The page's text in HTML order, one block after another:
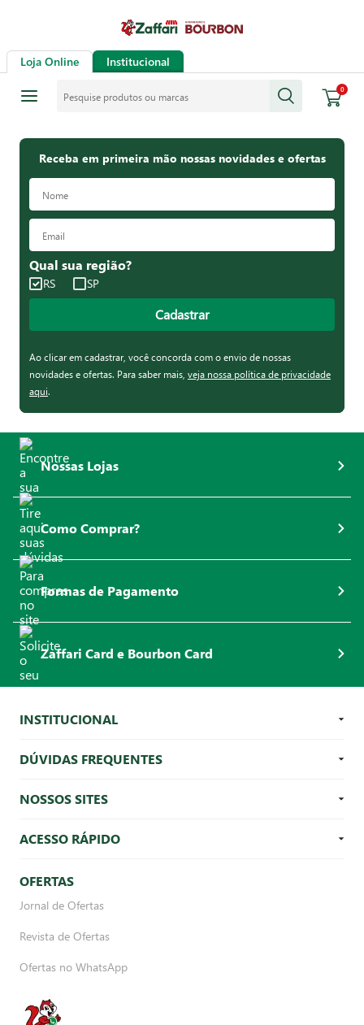
Loja Online Institucional
0
Receba em primeira mão nossas novidades e ofertas
Qual sua região?
RS SP
Cadastrar
Ao clicar em cadastrar, você concorda com o envio de nossas
novidades e ofertas. Para saber mais, veja nossa política de privacidade
aqui.
Nossas Lojas
Como Comprar?
Formas de Pagamento
Zaffari Card e Bourbon Card
INSTITUCIONAL
DÚVIDAS FREQUENTES
NOSSOS SITES
ACESSO RÁPIDO
OFERTAS
Jornal de Ofertas
Revista de Ofertas
Ofertas no WhatsApp